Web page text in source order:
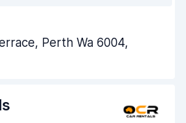
9,4
Perth Wa 6004,